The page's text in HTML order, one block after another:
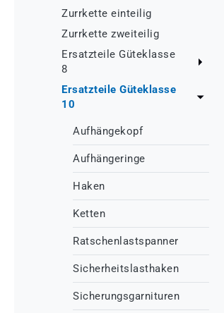
Zurrkette einteilig
Zurrkette zweiteilig
Ersatzteile Güteklasse
8
Ersatzteile Güteklasse
10
Aufhängekopf
Aufhängeringe
Haken
Ketten
Ratschenlastspanner
Sicherheitslasthaken
Sicherungsgarnituren